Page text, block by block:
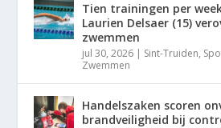
Tien trainingen per
Laurien Delsaer (15)
zwemmen
jul 30, 2026 | Sint-Truiden,
Zwemmen
Handelszaken scoren
brandveiligheid bij